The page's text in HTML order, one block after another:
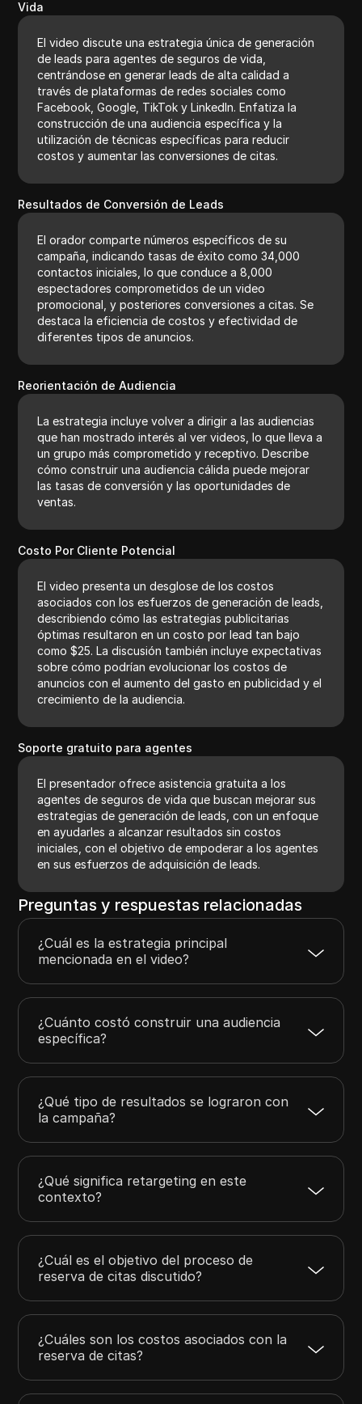
Vida
El video discute una estrategia única de generación
de leads para agentes de seguros de vida,
centrándose en generar leads de alta calidad a
través de plataformas de redes sociales como
Facebook, Google, TikTok y LinkedIn. Enfatiza la
construcción de una audiencia específica y la
utilización de técnicas específicas para reducir
costos y aumentar las conversiones de citas.
Resultados de Conversión de Leads
El orador comparte números específicos de su
campaña, indicando tasas de éxito como 34,000
contactos iniciales, lo que conduce a 8,000
espectadores comprometidos de un video
promocional, y posteriores conversiones a citas. Se
destaca la eficiencia de costos y efectividad de
diferentes tipos de anuncios.
Reorientación de Audiencia
La estrategia incluye volver a dirigir a las audiencias
que han mostrado interés al ver videos, lo que lleva a
un grupo más comprometido y receptivo. Describe
cómo construir una audiencia cálida puede mejorar
las tasas de conversión y las oportunidades de
ventas.
Costo Por Cliente Potencial
El video presenta un desglose de los costos
asociados con los esfuerzos de generación de leads,
describiendo cómo las estrategias publicitarias
óptimas resultaron en un costo por lead tan bajo
como $25. La discusión también incluye expectativas
sobre cómo podrían evolucionar los costos de
anuncios con el aumento del gasto en publicidad y el
crecimiento de la audiencia.
Soporte gratuito para agentes
El presentador ofrece asistencia gratuita a los
agentes de seguros de vida que buscan mejorar sus
estrategias de generación de leads, con un enfoque
en ayudarles a alcanzar resultados sin costos
iniciales, con el objetivo de empoderar a los agentes
en sus esfuerzos de adquisición de leads.
Preguntas y respuestas relacionadas
¿Cuál es la estrategia principal
mencionada en el video?
¿Cuánto costó construir una audiencia
específica?
¿Qué tipo de resultados se lograron con
la campaña?
¿Qué significa retargeting en este
contexto?
¿Cuál es el objetivo del proceso de
reserva de citas discutido?
¿Cuáles son los costos asociados con la
reserva de citas?